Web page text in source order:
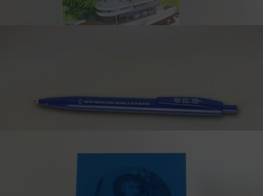
Découpes en papier de chalutiers de régate basques.
Kits de coloriage originaux en couleur et noir et blanc du
(Déformer la ville)